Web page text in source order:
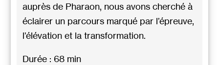
auprès de Pharaon, nous avons cherché à
éclairer un parcours marqué par l’épreuve,
l’élévation et la transformation.
Durée : 68 min